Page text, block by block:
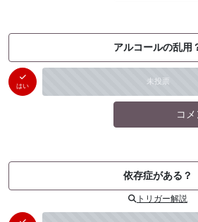
アルコールの乱用
はい 未投票
コ
依存症がある？
トリガー解説